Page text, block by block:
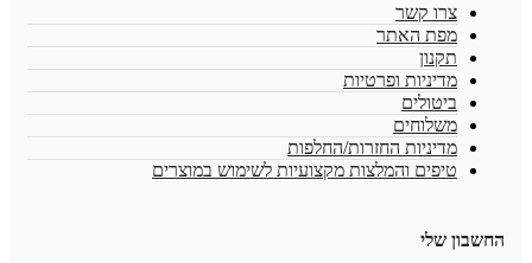
צרו קשר
מפת האתר
תקנון
מדיניות ופרטיות
ביטולים
משלוחים
מדיניות החזרות/החלפות
טיפים והמלצות מקצועיות לשימוש במוצרים
החשבון שלי